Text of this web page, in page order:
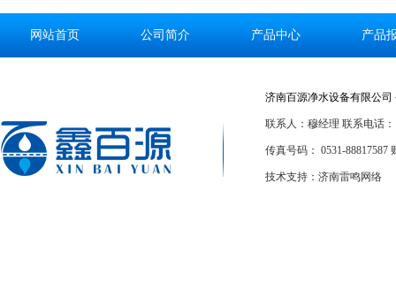
网站首页 公司简介 产品中心 产品
济南百源净水设备有限公
联系人：穆经理 联系电话：
传真号码： 0531-88817587
技术支持：济南雷鸣网络